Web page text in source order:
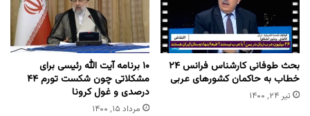
بحث طوفانی کارشناس فرانس ۲۴
خطاب به حاکمان کشورهای عربی
تیر ۲۴, ۱۴۰۰
۱۰ برنامه آیت الله رئیسی برای
مشکلاتی چون شکست تورم ۴۴
درصدی و غول کرونا
مرداد ۱۵, ۱۴۰۰